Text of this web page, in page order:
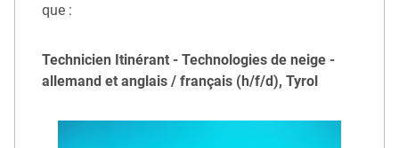
que :
Technicien Itinérant - Technologies de neige -
allemand et anglais / français (h/f/d), Tyrol